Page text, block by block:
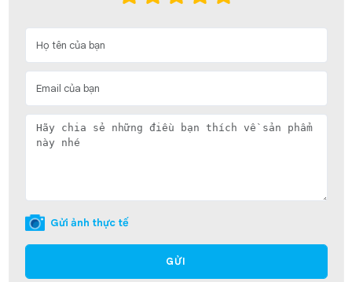
Gửi ảnh thực tế
GỬI